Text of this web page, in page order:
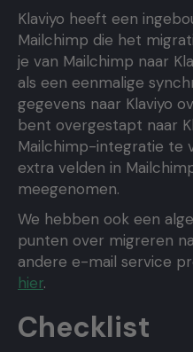
Klaviyo heeft een
Mailchimp die het
je van Mailchimp naar
als een eenmalige
gegevens naar Klaviyo
bent overgestapt naar
Mailchimp-integratie te
extra velden in
meegenomen.
We hebben ook een
punten over migreren
andere e-mail service
hier.
Checklist